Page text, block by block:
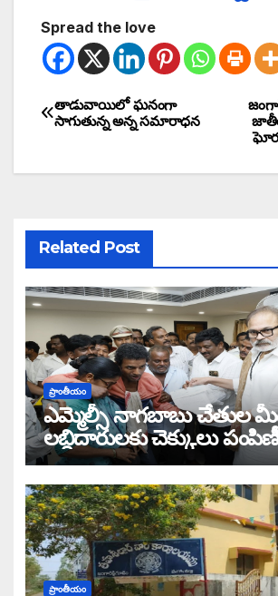
Spread the love
తాడువాయిలో ఘనంగా
సాగుతున్న అన్న సమారాధన
Related Post
ప్రాంతీయం
ఎమ్మెల్సీ నాగబాబు చేతుల
లబ్ధిదారులకు చెక్కులు పంపిణీ
ప్రాంతీయం